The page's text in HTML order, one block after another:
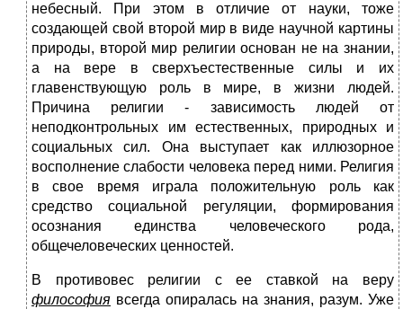
небесный. При этом в отличие от науки, тоже
создающей свой второй мир в виде научной картины
природы, второй мир религии основан не на знании,
а на вере в сверхъестественные силы и их
главенствующую роль в мире, в жизни людей.
Причина религии - зависимость людей от
неподконтрольных им естественных, природных и
социальных сил. Она выступает как иллюзорное
восполнение слабости человека перед ними. Религия
в свое время играла положительную роль как
средство социальной регуляции, формирования
осознания единства человеческого рода,
общечеловеческих ценностей.
В противовес религии с ее ставкой на веру
философия всегда опиралась на знания, разум. Уже